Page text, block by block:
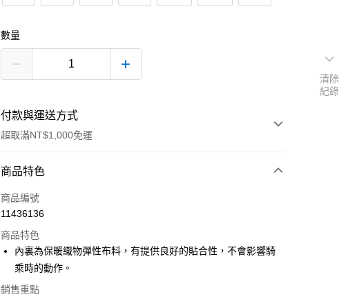
數量
付款與運送方式
超取滿NT$1,000免運
付款方式
信用卡一次付款
Apple Pay
ATM付款
商品特色
商品編號
11436136
商品特色
內裏為保暖織物彈性布料，有提供良好的貼合性，不會影響騎
乘時的動作。
銷售重點
清除
紀錄